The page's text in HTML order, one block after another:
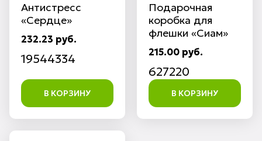
Антистресс
«Сердце»
232.23 руб.
19544334
В КОРЗИНУ
Подарочная
коробка для
флешки «Сиам»
215.00 руб.
627220
В КОРЗИНУ